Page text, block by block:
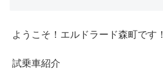
ようこそ！エルドラード森町です！
試乗車紹介